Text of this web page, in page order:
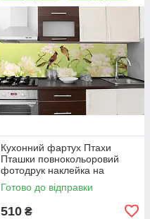
Кухонний фартух Птахи
Пташки повнокольоровий
фотодрук наклейка на
стінову панель для кухні
природа 600х2000 мм
Готово до відправки
510 ₴